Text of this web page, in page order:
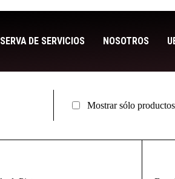
DE SERVICIOS NOSOTROS
Mostrar sólo